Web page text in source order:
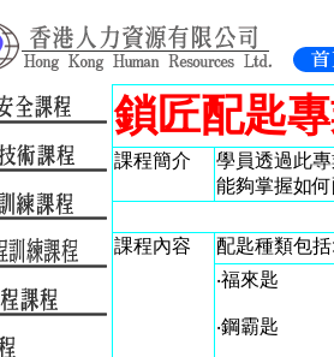
鎖匠配匙
課程簡介
學員透過此
能夠掌握如
課程內容
配匙種類包括
‧福來匙
‧鋼霸匙